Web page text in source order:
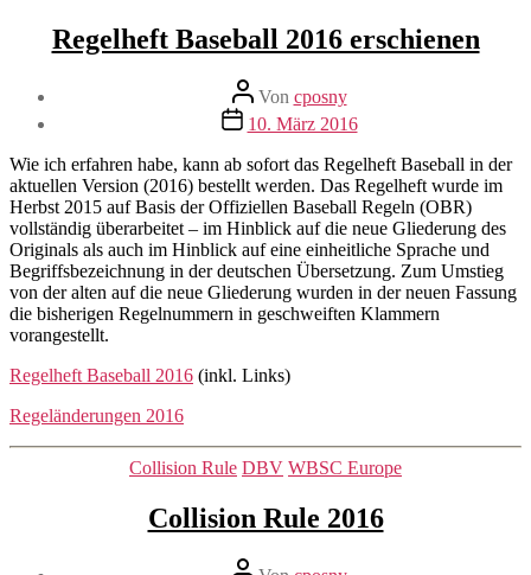
Regelheft Baseball 2016 erschienen
Beitragsautor
Von cposny
Veröffentlichungsdatum
10. März 2016
Wie ich erfahren habe, kann ab sofort das Regelheft Baseball in der
aktuellen Version (2016) bestellt werden. Das Regelheft wurde im
Herbst 2015 auf Basis der Offiziellen Baseball Regeln (OBR)
vollständig überarbeitet – im Hinblick auf die neue Gliederung des
Originals als auch im Hinblick auf eine einheitliche Sprache und
Begriffsbezeichnung in der deutschen Übersetzung. Zum Umstieg
von der alten auf die neue Gliederung wurden in der neuen Fassung
die bisherigen Regelnummern in geschweiften Klammern
vorangestellt.
Regelheft Baseball 2016 (inkl. Links)
Regeländerungen 2016
Kategorien
Collision Rule DBV WBSC Europe
Collision Rule 2016
Beitragsautor